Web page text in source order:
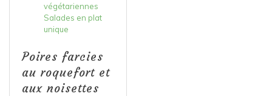
végétariennes
Salades en plat
unique
Poires farcies
au roquefort et
aux noisettes